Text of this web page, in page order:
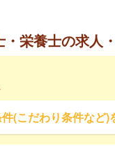
栄養士の求人
(こだわり条件など)